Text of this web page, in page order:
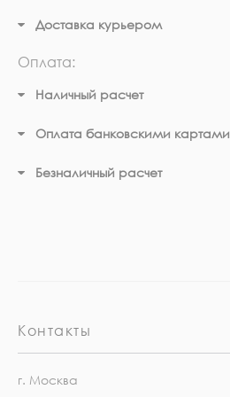
Доставка курьером
Оплата:
Наличный расчет
Оплата банковскими картами
Безналичный расчет
Контакты
г. Москва